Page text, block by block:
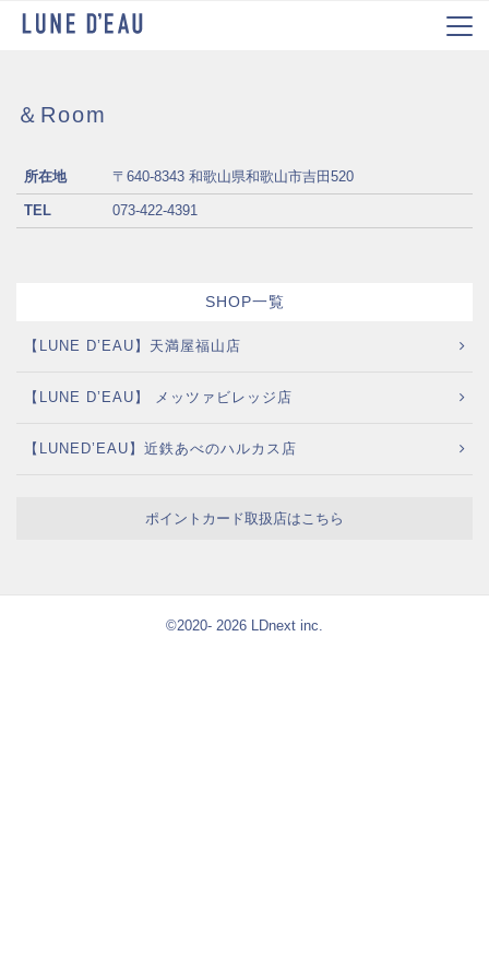
＆Room
所在地 〒640-8343 和歌山県和歌山市吉田520
TEL 073-422-4391
SHOP一覧
【LUNE D’EAU】天満屋福山店
【LUNE D’EAU】 メッツァビレッジ店
【LUNED’EAU】近鉄あべのハルカス店
ポイントカード取扱店はこちら
©2020- 2026 LDnext inc.